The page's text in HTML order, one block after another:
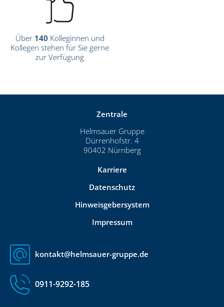
Über140 Kolleginnen und
Kollegen stehen für Sie gerne
zur Verfügung
Zentrale
Helmsauer Gruppe
Dürrenhofstr. 4
90402 Nürnberg
Karriere
Datenschutz
Hinweisgebersystem
Impressum
kontakt@helmsauer-gruppe.de
0911-9292-185